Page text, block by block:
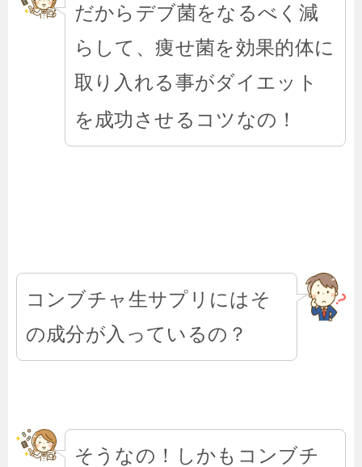
だからデブ菌をなるべく減
らして、痩せ菌を効果的体に
取り入れる事がダイエット
を成功させるコツなの！
コンブチャ生サプリにはそ
の成分が入っているの？
そうなの！しかもコンブチ